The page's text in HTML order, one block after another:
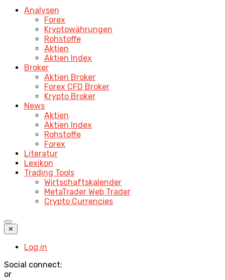
Analysen
Forex
Kryptowährungen
Rohstoffe
Aktien
Aktien Index
Broker
Aktien Broker
Forex CFD Broker
Krypto Broker
News
Aktien
Aktien Index
Rohstoffe
Forex
Literatur
Lexikon
Trading Tools
Wirtschaftskalender
MetaTrader Web Trader
Crypto Currencies
✕
Log in
Social connect:
or